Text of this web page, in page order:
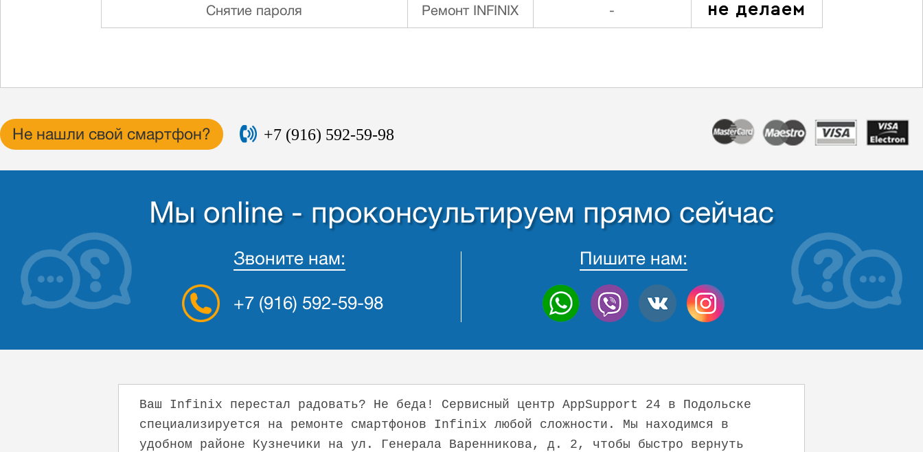
Снятие пароля Ремонт INFINIX - не делаем
Не нашли свой смартфон? +7 (916) 592-59-98
Мы online - проконсультируем прямо сейчас
Звоните нам:
+7 (916) 592-59-98
Пишите нам:
Ваш Infinix перестал радовать? Не беда! Сервисный центр AppSupport 24 в Подольске
специализируется на ремонте смартфонов Infinix любой сложности. Мы находимся в
удобном районе Кузнечики на ул. Генерала Варенникова, д. 2, чтобы быстро вернуть